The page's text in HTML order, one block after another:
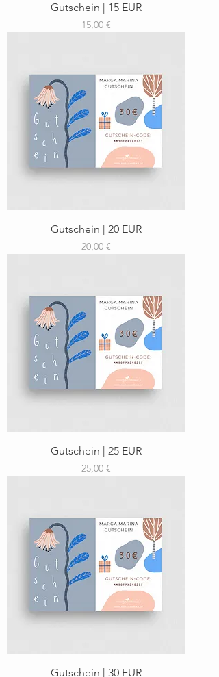
Gutschein | 15 EUR
Preis
15,00 €
Gutschein | 20 EUR
Preis
20,00 €
Gutschein | 25 EUR
Preis
25,00 €
Gutschein | 30 EUR